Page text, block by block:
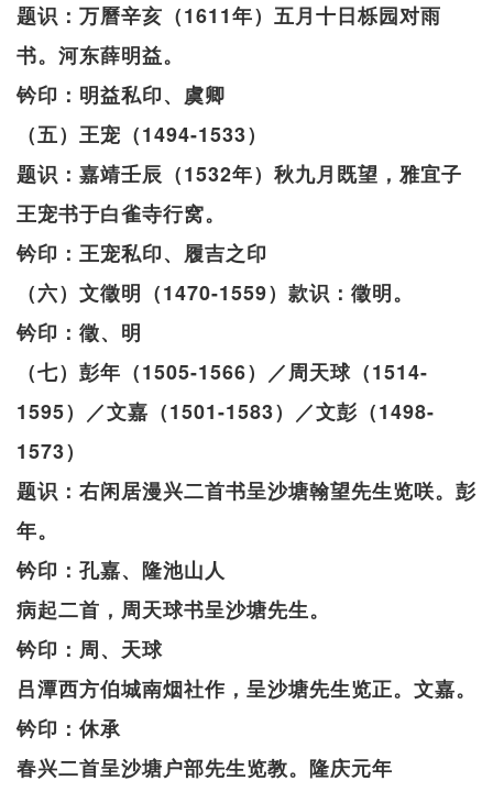
题识：万曆辛亥（1611年）五月十日栎园对雨
书。河东薛明益。
钤印：明益私印、虞卿
（五）王宠（1494-1533）
题识：嘉靖壬辰（1532年）秋九月既望，雅宜子
王宠书于白雀寺行窝。
钤印：王宠私印、履吉之印
（六）文徵明（1470-1559）款识：徵明。
钤印：徵、明
（七）彭年（1505-1566）／周天球（1514-
1595）／文嘉（1501-1583）／文彭（1498-
1573）
题识：右闲居漫兴二首书呈沙塘翰望先生览咲。彭
年。
钤印：孔嘉、隆池山人
病起二首，周天球书呈沙塘先生。
钤印：周、天球
吕潭西方伯城南烟社作，呈沙塘先生览正。文嘉。
钤印：休承
春兴二首呈沙塘户部先生览教。隆庆元年